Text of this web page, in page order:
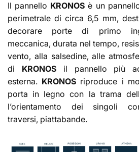
Il pannello KRONOS è un
perimetrale di circa 6,5 mm,
decorare porte di primo
meccanica, durata nel tempo,
vento, alla salsedine, alle
di KRONOSil pannello più
esterna. KRONOS riproduce i
porta in legno con la trama
l’orientamento dei singoli
traversi, piattabande.